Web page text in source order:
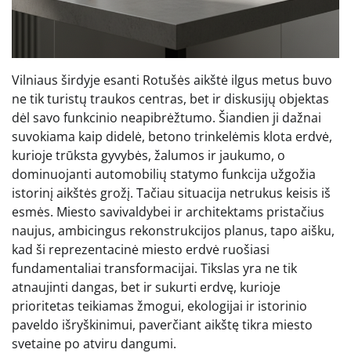
Vilniaus širdyje esanti Rotušės aikštė ilgus metus buvo
ne tik turistų traukos centras, bet ir diskusijų objektas
dėl savo funkcinio neapibrėžtumo. Šiandien ji dažnai
suvokiama kaip didelė, betono trinkelėmis klota erdvė,
kurioje trūksta gyvybės, žalumos ir jaukumo, o
dominuojanti automobilių statymo funkcija užgožia
istorinį aikštės grožį. Tačiau situacija netrukus keisis iš
esmės. Miesto savivaldybei ir architektams pristačius
naujus, ambicingus rekonstrukcijos planus, tapo aišku,
kad ši reprezentacinė miesto erdvė ruošiasi
fundamentaliai transformacijai. Tikslas yra ne tik
atnaujinti dangas, bet ir sukurti erdvę, kurioje
prioritetas teikiamas žmogui, ekologijai ir istorinio
paveldo išryškinimui, paverčiant aikštę tikra miesto
svetaine po atviru dangumi.